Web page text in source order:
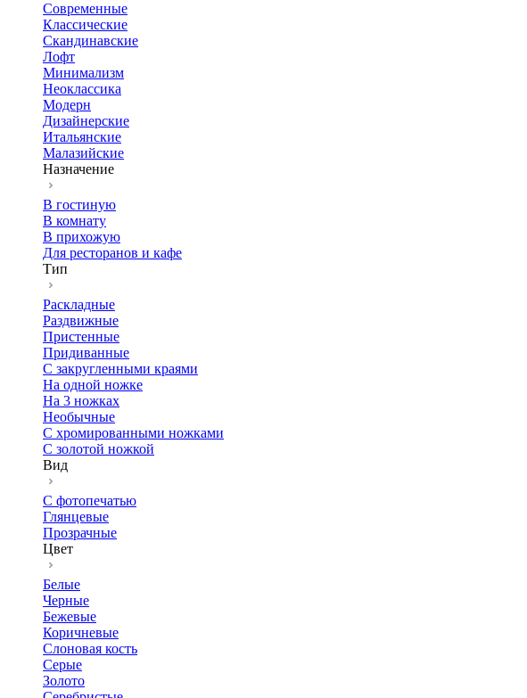
Современные
Классические
Скандинавские
Лофт
Минимализм
Неоклассика
Модерн
Дизайнерские
Итальянские
Малазийские
Назначение
В гостиную
В комнату
В прихожую
Для ресторанов и кафе
Тип
Раскладные
Раздвижные
Пристенные
Придиванные
С закругленными краями
На одной ножке
На 3 ножках
Необычные
С хромированными ножками
С золотой ножкой
Вид
С фотопечатью
Глянцевые
Прозрачные
Цвет
Белые
Черные
Бежевые
Коричневые
Слоновая кость
Серые
Золото